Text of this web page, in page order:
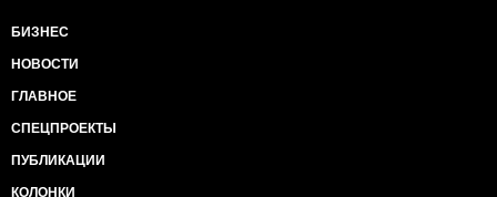
БИЗНЕС
НОВОСТИ
ГЛАВНОЕ
СПЕЦПРОЕКТЫ
ПУБЛИКАЦИИ
КОЛОНКИ